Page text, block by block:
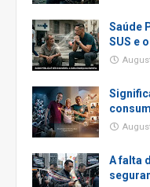
Saúde
SUS e
A falta